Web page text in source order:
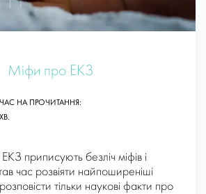
Міфи про ЕКЗ
ЧАС НА ПРОЧИТАННЯ:
ХВ.
приписують безліч міфів і
час розвіяти найпоширеніші
тільки наукові факти про